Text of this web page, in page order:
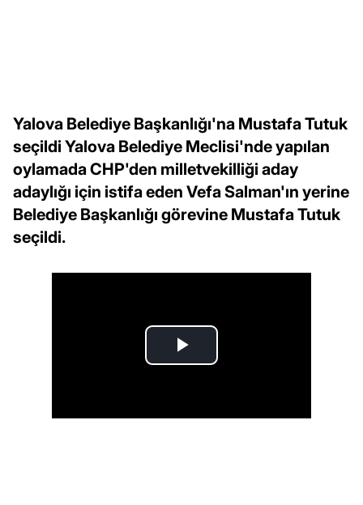
Yalova Belediye Başkanlığı'na Mustafa Tutuk
seçildi Yalova Belediye Meclisi'nde yapılan
oylamada CHP'den milletvekilliği aday
adaylığı için istifa eden Vefa Salman'ın yerine
Belediye Başkanlığı görevine Mustafa Tutuk
seçildi.